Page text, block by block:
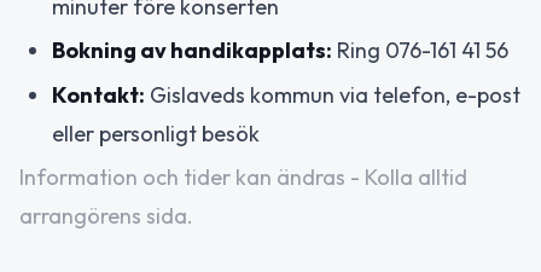
minuter före konserten
Bokning av handikapplats: Ring 076-161 41 56
Kontakt: Gislaveds kommun via telefon, e-post
eller personligt besök
Information och tider kan ändras - Kolla alltid
arrangörens sida.